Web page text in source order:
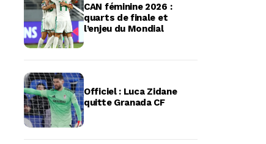
CAN féminine 2026 :
quarts de finale et
l’enjeu du Mondial
Officiel : Luca Zidane
quitte Granada CF